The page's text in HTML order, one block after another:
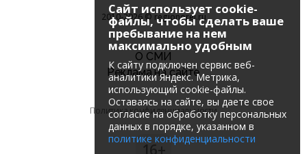
2010-2026 © regionorel.ru
О СМИ
Реклама на сайте
Политика конфиденциальности
16+
Сайт использует cookie-
файлы, чтобы сделать ваше
пребывание на нем
максимально удобным
К cайту подключен сервис веб-
аналитики Яндекс. Метрика,
использующий cookie-файлы.
Оставаясь на сайте, вы даете свое
согласие на обработку персональных
данных в порядке, указанном в
политике конфиденциальности